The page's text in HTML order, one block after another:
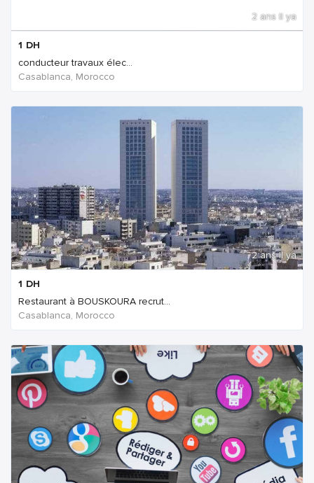
2 ans Il ya
1 DH
conducteur travaux élec...
Casablanca, Morocco
2 ans Il ya
1 DH
Restaurant à BOUSKOURA recrut...
Casablanca, Morocco